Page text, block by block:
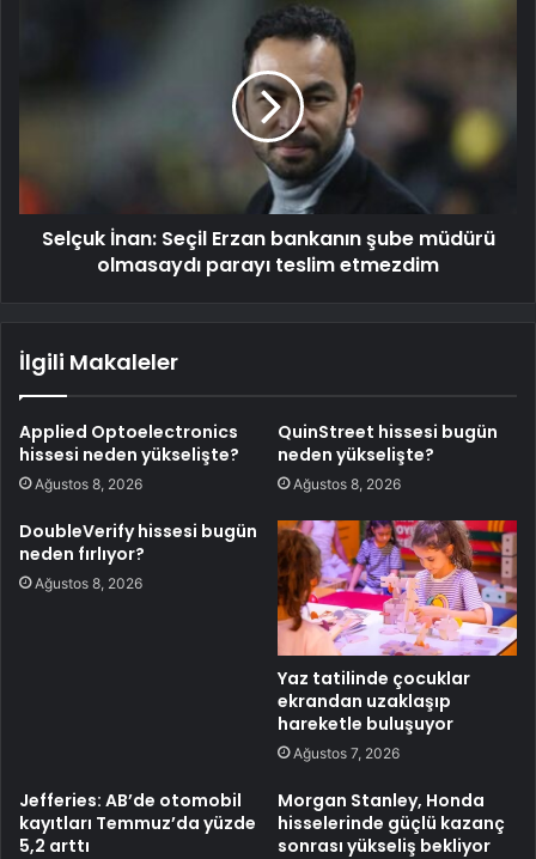
Selçuk İnan: Seçil Erzan bankanın şube müdürü
olmasaydı parayı teslim etmezdim
İlgili Makaleler
Applied Optoelectronics
hissesi neden yükselişte?
Ağustos 8, 2026
QuinStreet hissesi bugün
neden yükselişte?
Ağustos 8, 2026
DoubleVerify hissesi bugün
neden fırlıyor?
Ağustos 8, 2026
Yaz tatilinde çocuklar
ekrandan uzaklaşıp
hareketle buluşuyor
Ağustos 7, 2026
Jefferies: AB’de otomobil
kayıtları Temmuz’da yüzde
5,2 arttı
Morgan Stanley, Honda
hisselerinde güçlü kazanç
sonrası yükseliş bekliyor